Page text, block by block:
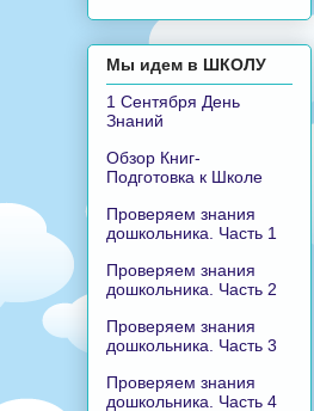
Мы идем в ШКОЛУ
1 Сентября День
Знаний
Обзор Книг-
Подготовка к Школе
Проверяем знания
дошкольника. Часть 1
Проверяем знания
дошкольника. Часть 2
Проверяем знания
дошкольника. Часть 3
Проверяем знания
дошкольника. Часть 4